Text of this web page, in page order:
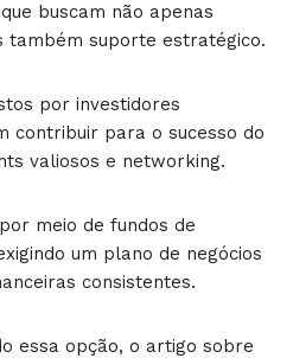
buscam não apenas
também suporte estratégico.
por investidores
contribuir para o sucesso do
valiosos e networking.
meio de fundos de
um plano de negócios
consistentes.
essa opção, o artigo sobre